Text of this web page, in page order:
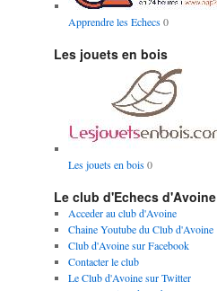
Apprendre les Echecs0
Les jouets en bois
Les jouets en bois0
Le club d'Echecs d'Avoine
Acceder au club d'Avoine
Chaine Youtube du Club d'Avoine
Club d'Avoine sur Facebook
Contacter le club
Le Club d'Avoine sur Twitter